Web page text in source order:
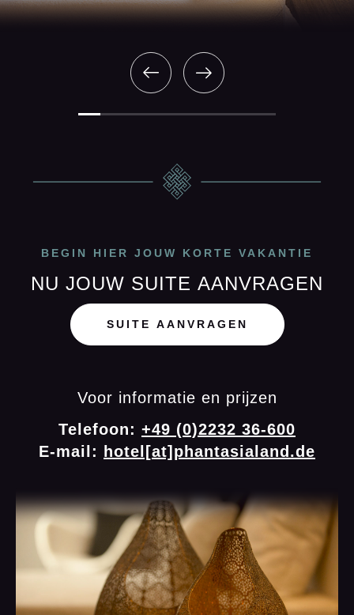
BEGIN HIER JOUW KORTE VAKANTIE
NU JOUW SUITE AANVRAGEN
SUITE AANVRAGEN
Voor informatie en prijzen
Telefoon: +49 (0)2232 36-600
E-mail:
hotel[at]phantasialand.de